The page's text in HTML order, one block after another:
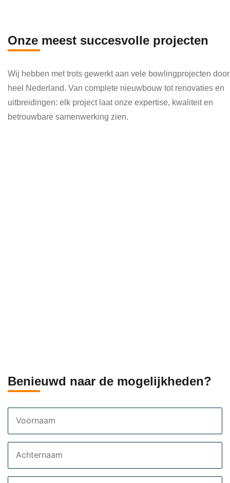
kund
Onze meest succesvolle projecten
Wij hebben met trots gewerkt aan vele bowlingprojecten door
heel Nederland. Van complete nieuwbouw tot renovaties en
uitbreidingen: elk project laat onze expertise, kwaliteit en
betrouwbare samenwerking zien.
Benieuwd naar de mogelijkheden?